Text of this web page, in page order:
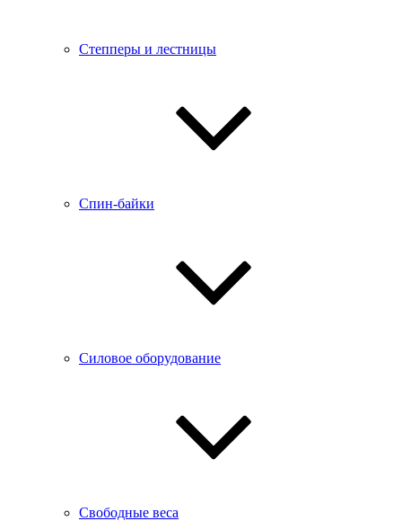
Степперы и лестницы
Спин-байки
Силовое оборудование
Свободные веса